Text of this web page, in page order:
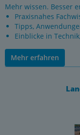
Mehr wissen. Besser
Praxisnahes
Tipps,
Einblicke in
Mehr erfahren